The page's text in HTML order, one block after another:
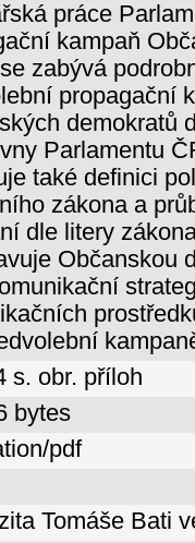
práce
kampaň
zabývá
propagační
demokratů
Parlamentu
také definici
zákona a
dle litery
Občanskou
s. obr. příloh
bytes
pdf
Tomáše Bati